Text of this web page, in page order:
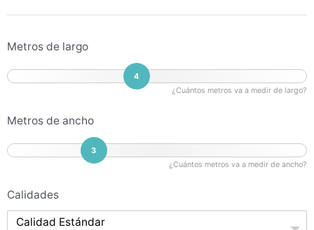
Metros de largo
4
¿Cuántos metros va a medir de largo?
Metros de ancho
3
¿Cuántos metros va a medir de ancho?
Calidades
Calidad Estándar